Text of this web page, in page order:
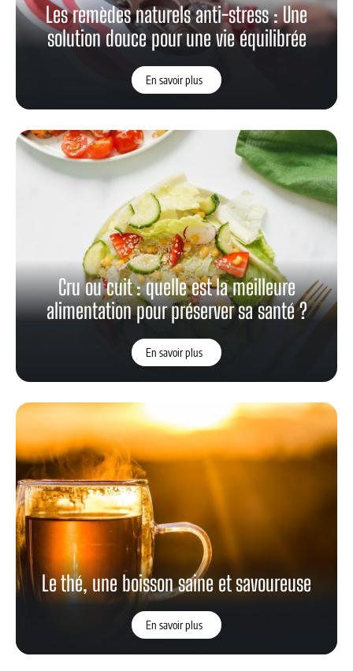
Les remèdes naturels anti-stress : Une
solution douce pour une vie équilibrée
En savoir plus
Cru ou cuit : quelle est la meilleure
alimentation pour préserver sa santé ?
En savoir plus
Le thé, une boisson saine et savoureuse
En savoir plus